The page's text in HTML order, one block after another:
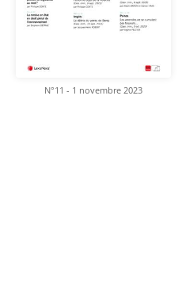
N°11 - 1 novembre 2023